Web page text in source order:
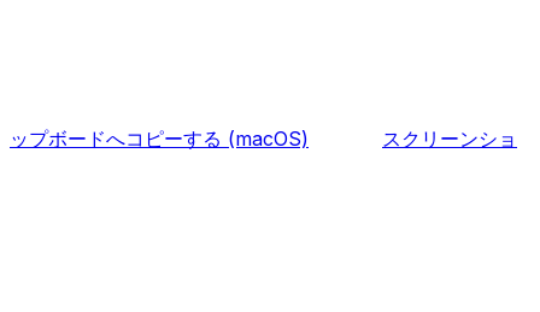
ップボードへコピーする (macOS) スクリーンショ